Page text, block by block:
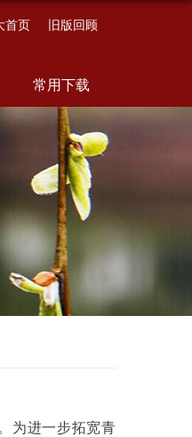
首页 旧版回顾
常用下载
为进一步拓宽青